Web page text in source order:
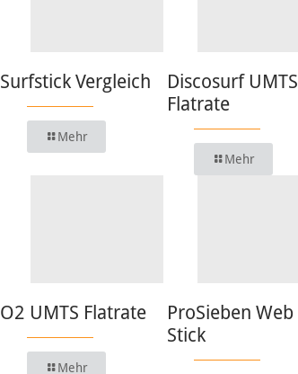
Surfstick Vergleich
Mehr
Discosurf UMTS
Flatrate
Mehr
O2 UMTS Flatrate
Mehr
ProSieben Web
Stick